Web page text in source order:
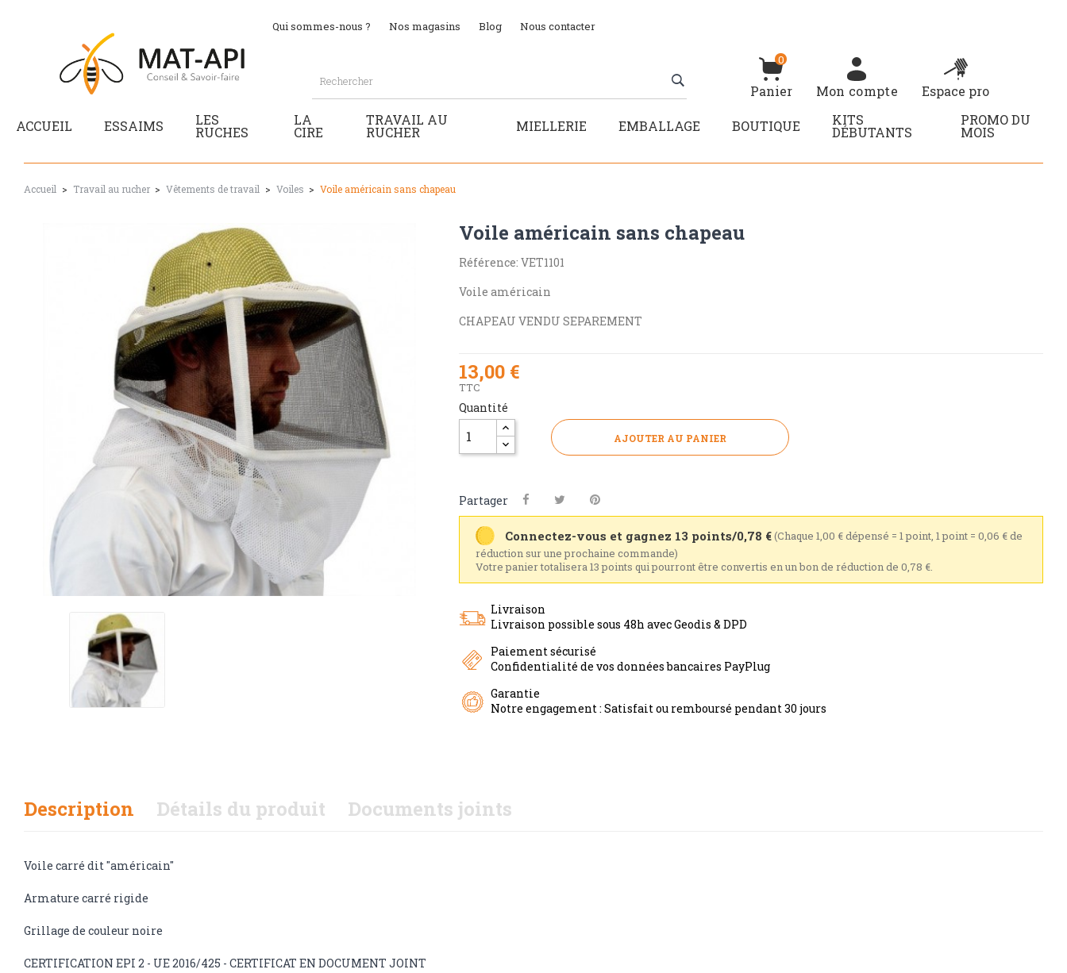
Qui sommes-nous ? Nos magasins Blog Nous contacter
0
Panier Mon compte Espace pro
ACCUEIL ESSAIMS LES
RUCHES
LA
CIRE
TRAVAIL AU
RUCHER MIELLERIE EMBALLAGE BOUTIQUE KITS
DÉBUTANTS
PROMO DU
MOIS
Accueil Travail au rucher Vêtements de travail Voiles Voile américain sans chapeau
Voile américain sans chapeau
Référence: VET1101
Voile américain
CHAPEAU VENDU SEPAREMENT
13,00 €
TTC
Quantité
AJOUTER AU PANIER
Partager
Connectez-vous et gagnez 13 points/0,78 €(Chaque 1,00 € dépensé = 1 point, 1 point = 0,06 € de
réduction sur une prochaine commande)
Votre panier totalisera 13 points qui pourront être convertis en un bon de réduction de 0,78 €.
Livraison
Livraison possible sous 48h avec Geodis & DPD
Paiement sécurisé
Confidentialité de vos données bancaires PayPlug
Garantie
Notre engagement : Satisfait ou remboursé pendant 30 jours
Description Détails du produit Documents joints
Voile carré dit "américain"
Armature carré rigide
Grillage de couleur noire
CERTIFICATION EPI 2 - UE 2016/425 - CERTIFICAT EN DOCUMENT JOINT